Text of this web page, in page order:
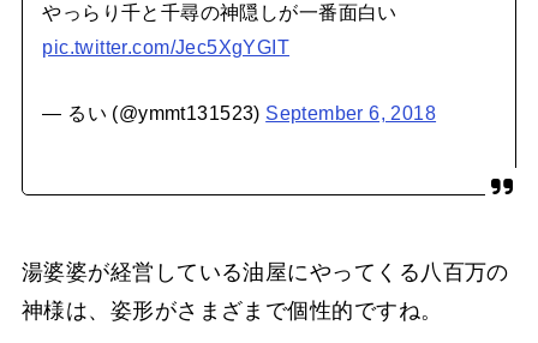
やっらり千と千尋の神隠しが一番面白い
pic.twitter.com/Jec5XgYGIT
— るい (@ymmt131523) September 6, 2018
湯婆婆が経営している油屋にやってくる八百万の
神様は、姿形がさまざまで個性的ですね。